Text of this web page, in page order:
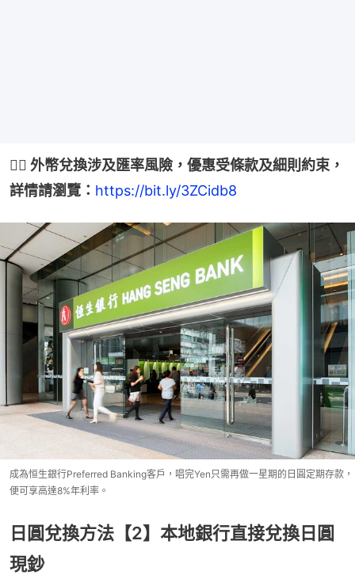
👉🏻 外幣兌換涉及匯率風險，優惠受條款及細則約束，
詳情請瀏覽： https://bit.ly/3ZCidb8
成為恒生銀行Preferred Banking客戶，唱完Yen只需再做一星期的日圓定期存款，
便可享高達8%年利率。
日圓兌換方法【2】本地銀行直接兌換日圓
現鈔